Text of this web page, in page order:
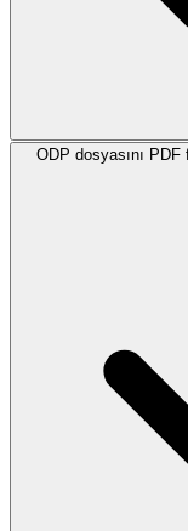
ODP dosyasını